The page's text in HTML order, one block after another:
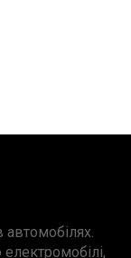
автомобілях.